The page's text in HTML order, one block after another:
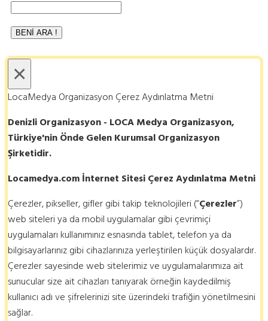
×
LocaMedya Organizasyon Çerez Aydınlatma Metni
Denizli Organizasyon - LOCA Medya Organizasyon,
Türkiye'nin Önde Gelen Kurumsal Organizasyon
Şirketidir.
Locamedya.com İnternet Sitesi Çerez Aydınlatma Metni
Çerezler, pikseller, gifler gibi takip teknolojileri (“Çerezler”)
web siteleri ya da mobil uygulamalar gibi çevrimiçi
uygulamaları kullanımınız esnasında tablet, telefon ya da
bilgisayarlarınız gibi cihazlarınıza yerleştirilen küçük dosyalardır.
Çerezler sayesinde web sitelerimiz ve uygulamalarımıza ait
sunucular size ait cihazları tanıyarak örneğin kaydedilmiş
kullanıcı adı ve şifrelerinizi site üzerindeki trafiğin yönetilmesini
sağlar.